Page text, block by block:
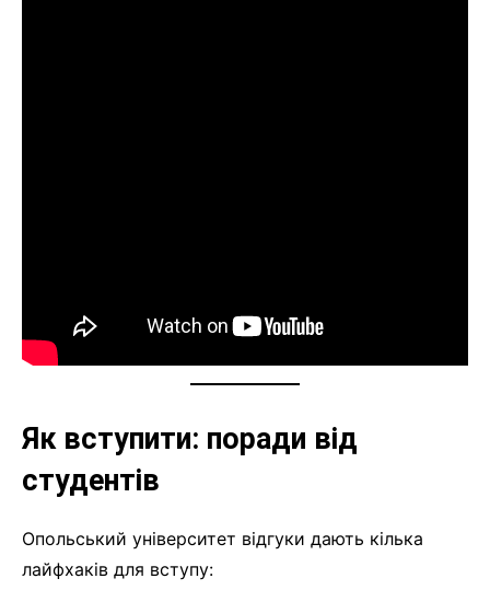
Як вступити: поради від
студентів
Опольський університет відгуки дають кілька
лайфхаків для вступу: